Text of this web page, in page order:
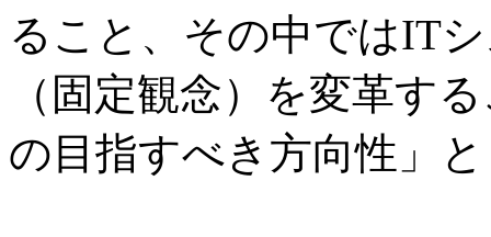
ること、その中ではIT
（固定観念）を変革す
の目指すべき方向性」